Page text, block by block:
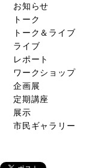
お知らせ
トーク
トーク＆ライブ
ライブ
レポート
ワークショップ
企画展
定期講座
展示
市民ギャラリー